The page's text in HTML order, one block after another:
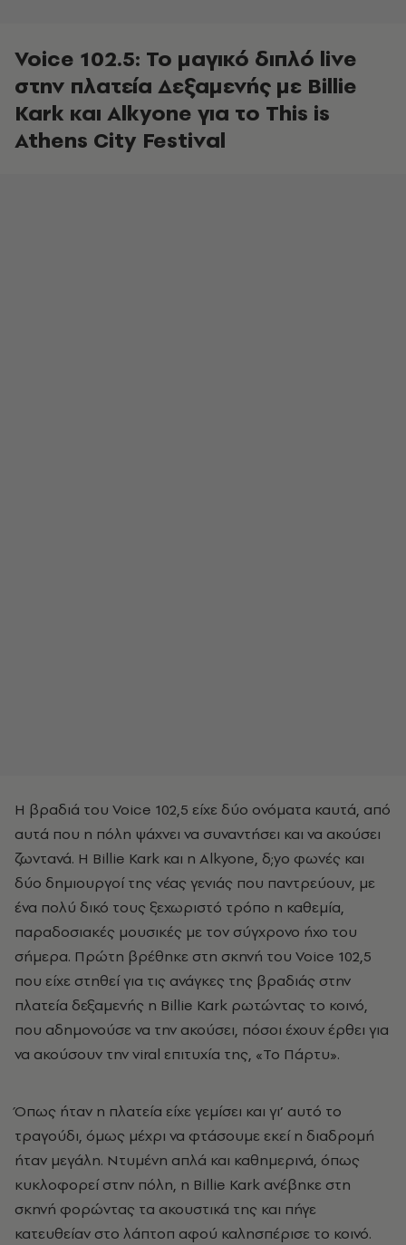
Voice 102.5: Το μαγικό διπλό live
στην πλατεία Δεξαμενής με Billie
Kark και Alkyone για το This is
Athens City Festival
Η βραδιά του Voice 102,5 είχε δύο ονόματα καυτά, από
αυτά που η πόλη ψάχνει να συναντήσει και να ακούσει
ζωντανά. Η Billie Kark και η Alkyone, δ;yο φωνές και
δύο δημιουργοί της νέας γενιάς που παντρεύουν, με
ένα πολύ δικό τους ξεχωριστό τρόπο η καθεμία,
παραδοσιακές μουσικές με τον σύγχρονο ήχο του
σήμερα. Πρώτη βρέθηκε στη σκηνή του Voice 102,5
που είχε στηθεί για τις ανάγκες της βραδιάς στην
πλατεία δεξαμενής η Billie Kark ρωτώντας το κοινό,
που αδημονούσε να την ακούσει, πόσοι έχουν έρθει για
να ακούσουν την viral επιτυχία της, «Το Πάρτυ».
Όπως ήταν η πλατεία είχε γεμίσει και γι’ αυτό το
τραγούδι, όμως μέχρι να φτάσουμε εκεί η διαδρομή
ήταν μεγάλη. Ντυμένη απλά και καθημερινά, όπως
κυκλοφορεί στην πόλη, η Billie Kark ανέβηκε στη
σκηνή φορώντας τα ακουστικά της και πήγε
κατευθείαν στο λάπτοπ αφού καλησπέρισε το κοινό.